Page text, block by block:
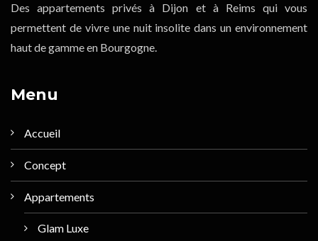
Des appartements privés à Dijon et à Reims qui vous
permettent de vivre une nuit insolite dans un environnement
haut de gamme en Bourgogne.
Menu
Accueil
Concept
Appartements
Glam Luxe